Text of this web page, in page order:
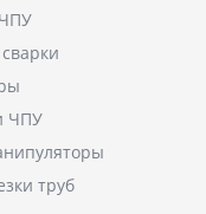
ЧПУ
труб